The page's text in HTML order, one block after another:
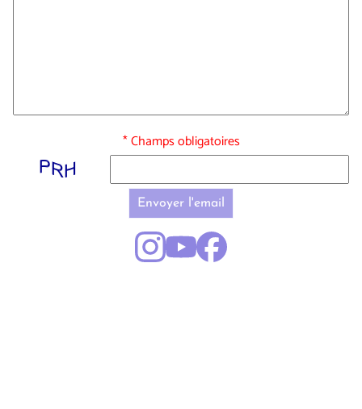
* Champs obligatoires
Envoyer l'email